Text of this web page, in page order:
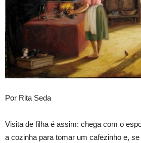
Por Rita Seda
Visita de filha é assim: chega com o
a cozinha para tomar um cafezinho e,